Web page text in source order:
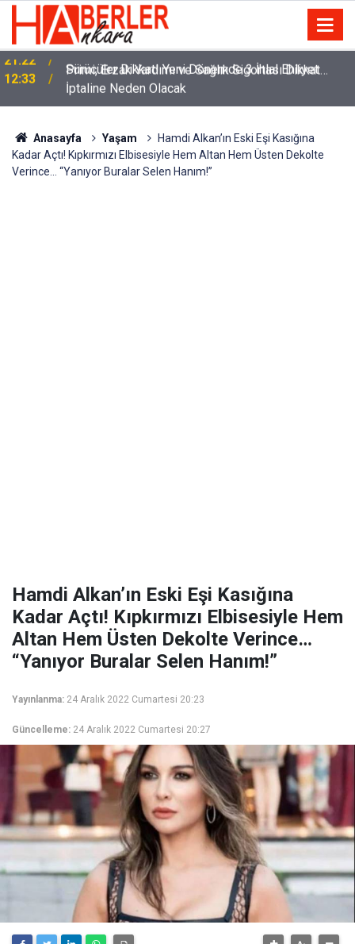
12:33
Sürücüler Dikkat! Yeni Dönemde 3 İhlal Ehliyet
İptaline Neden Olacak
Anasayfa Yaşam
Hamdi Alkan’ın Eski Eşi Kasığına
Kadar Açtı! Kıpkırmızı Elbisesiyle Hem Altan Hem Üsten Dekolte
Verince… “Yanıyor Buralar Selen Hanım!”
Hamdi Alkan’ın Eski Eşi Kasığına
Kadar Açtı! Kıpkırmızı Elbisesiyle Hem
Altan Hem Üsten Dekolte Verince…
“Yanıyor Buralar Selen Hanım!”
Yayınlanma: 24 Aralık 2022 Cumartesi 20:23
Güncelleme: 24 Aralık 2022 Cumartesi 20:27